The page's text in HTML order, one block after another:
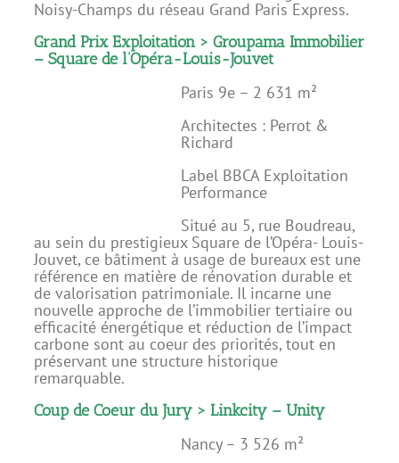
Noisy-Champs du réseau Grand Paris Express.
Grand Prix Exploitation > Groupama Immobilier
– Square de l’Opéra-Louis-Jouvet
Paris 9e – 2 631 m²
Architectes : Perrot &
Richard
Label BBCA Exploitation
Performance
Situé au 5, rue Boudreau,
au sein du prestigieux Square de l’Opéra- Louis-
Jouvet, ce bâtiment à usage de bureaux est une
référence en matière de rénovation durable et
de valorisation patrimoniale. Il incarne une
nouvelle approche de l’immobilier tertiaire ou
efficacité énergétique et réduction de l’impact
carbone sont au coeur des priorités, tout en
préservant une structure historique
remarquable.
Coup de Coeur du Jury > Linkcity – Unity
Nancy – 3 526 m²